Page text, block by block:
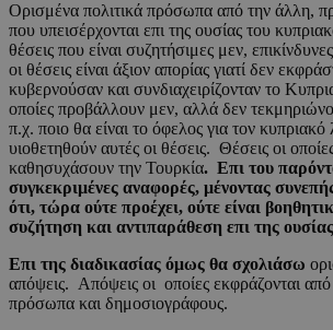
Ορισμένα πολιτικά πρόσωπα από την άλλη,
που υπεισέρχονται επι της ουσίας του
θέσεις που είναι συζητήσιμες μεν,
οι θέσεις είναι άξιον απορίας γιατί δεν
κυβερνούσαν και συνδιαχειρίζονταν το
οποίες προβάλλουν μεν, αλλά δεν
π.χ. ποιο θα είναι το όφελος για τον
υιοθετηθούν αυτές οι θέσεις. Θέσεις οι
καθησυχάσουν την Τουρκία. Επι του
συγκεκριμένες αναφορές, μένοντας
ότι, τώρα ούτε προέχει, ούτε είναι
συζήτηση και αντιπαράθεση επι της
Επι της διαδικασίας όμως θα σχολιάσω
απόψεις. Απόψεις οι οποίες εκφράζονται από
πρόσωπα και δημοσιογράφους.